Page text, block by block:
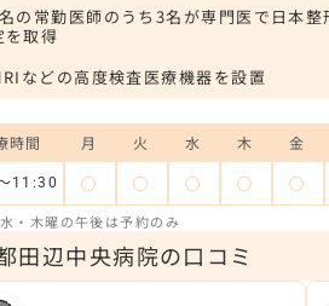
の常勤医師のうち3名が専門医で日本整
を取得
などの高度検査医療機器を設置
時間 月 火 水 木 金
11:30 ◯ ◯ ◯ ◯ ◯
・木曜の午後は予約のみ
田辺中央病院の口コミ